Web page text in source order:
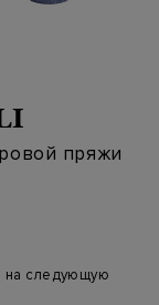
пряжи
на следующую